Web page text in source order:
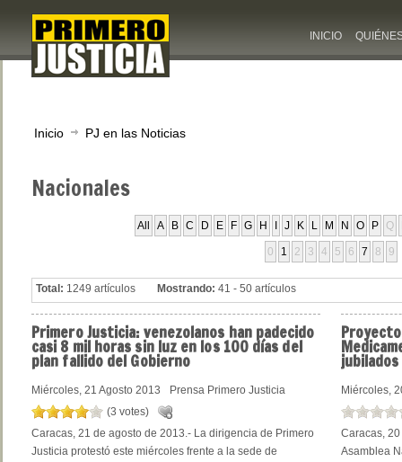
INICIO
Inicio PJ en las Noticias
Nacionales
All A B C D E F G H J K L M N O P Q
0 1 2 3 4 5 6 7 8 9
Total: 1249 artículos Mostrando: 41 - 50 artículos
Primero Justicia: venezolanos han padecido
casi 8 mil horas sin luz en los 100 días del
plan fallido del Gobierno
Miércoles, 21 Agosto 2013
Prensa Primero Justicia
(3 votes)
Caracas, 21 de agosto de 2013.- La dirigencia de Primero
Justicia protestó este miércoles frente a la sede de
Miércoles,
Caracas,
Asamblea